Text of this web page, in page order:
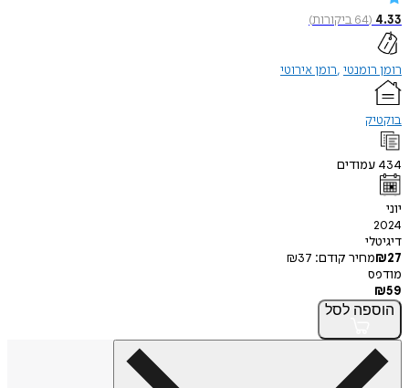
4.33
(
64ביקורות)
רומן רומנטי רומן אירוטי
בוקטיק
434 עמודים
יוני
2024
דיגיטלי
₪27 מחיר קודם: ₪37
מודפס
₪59
הוספה לסל